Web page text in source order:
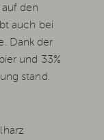
auf den
auch bei
Dank der
und 33%
stand.